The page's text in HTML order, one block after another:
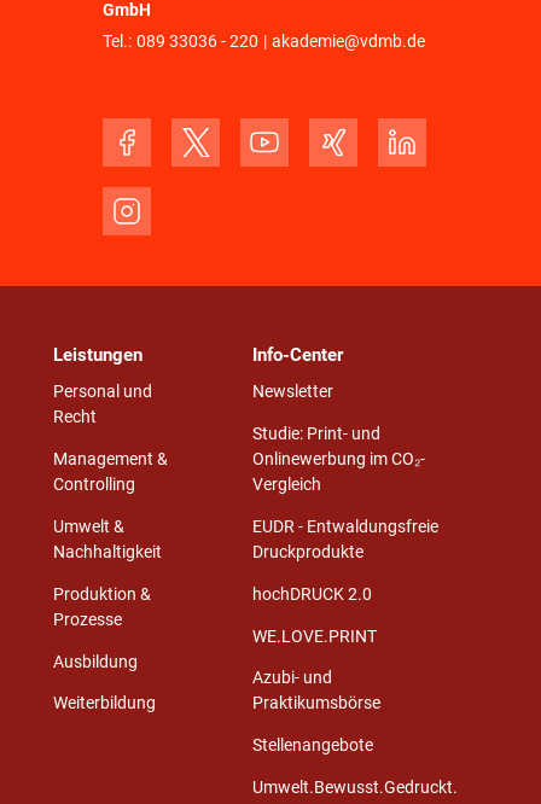
GmbH
Tel.: 089 33036 - 220 | akademie@vdmb.de
Leistungen
Personal und
Recht
Management &
Controlling
Umwelt &
Nachhaltigkeit
Produktion &
Prozesse
Ausbildung
Weiterbildung
Info-Center
Newsletter
Studie: Print- und
Onlinewerbung im CO₂-
Vergleich
EUDR - Entwaldungsfreie
Druckprodukte
hochDRUCK 2.0
WE.LOVE.PRINT
Azubi- und
Praktikumsbörse
Stellenangebote
Umwelt.Bewusst.Gedruckt.